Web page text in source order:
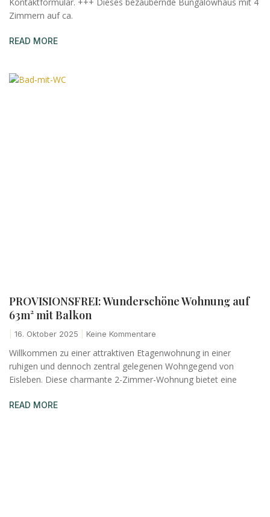
Zimmern auf ca.
READ MORE
PROVISIONSFREI: Wunderschöne Wohnung auf
63m² mit Balkon
16. Oktober 2025 Keine Kommentare
Willkommen zu einer attraktiven Etagenwohnung in einer
ruhigen und dennoch zentral gelegenen Wohngegend von
Eisleben. Diese charmante 2-Zimmer-Wohnung bietet eine
READ MORE